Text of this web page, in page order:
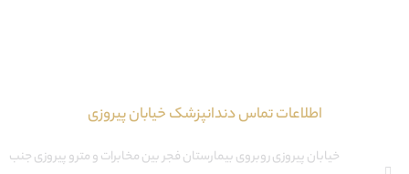
اطلاعات تماس دندانپزشک خیابان پیروزی
خیابان پیروزی روبروی بیمارستان فجر بین مخابرات و مترو پیروزی جنب